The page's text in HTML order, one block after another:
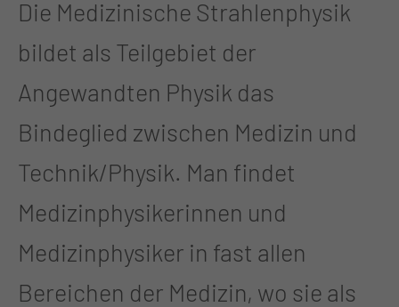
Die Medizinische Strahlenphysik
bildet als Teilgebiet der
Angewandten Physik das
Bindeglied zwischen Medizin und
Technik/Physik. Man findet
Medizinphysikerinnen und
Medizinphysiker in fast allen
Bereichen der Medizin, wo sie als